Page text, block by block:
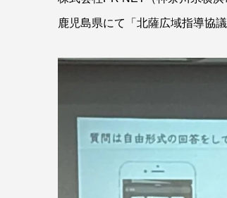
鹿児島県にて「北薩広域指導協